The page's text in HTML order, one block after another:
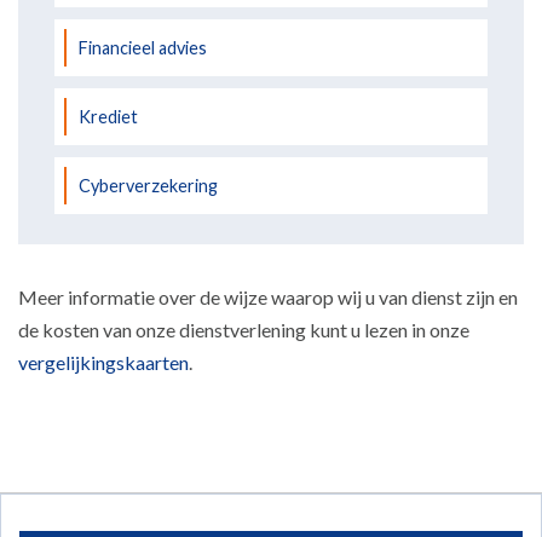
Financieel advies
Krediet
Cyberverzekering
Meer informatie over de wijze waarop wij u van dienst zijn en
de kosten van onze dienstverlening kunt u lezen in onze
vergelijkingskaarten.